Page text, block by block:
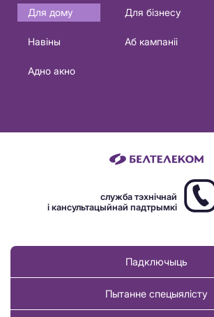
Основная
навигация
Для дому Для бізнесу
Навіны
Аб кампаніі
Адно акно
служба тэхнічнай
і кансультацыйнай падтрымкі
Падключыць
Пытанне спецыялісту